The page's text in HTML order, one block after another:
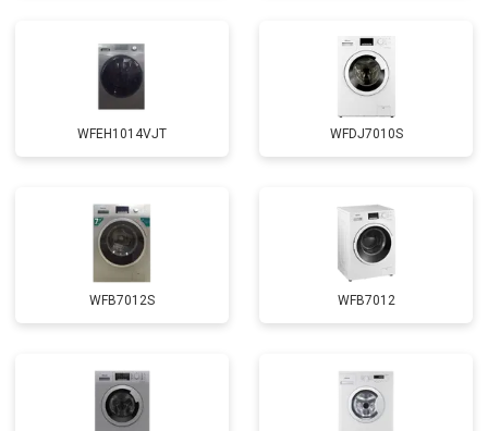
Замена амортизаторов от 2000 ₽ Заказать
Замена подшипников от 2800 ₽ Заказать
Замена мотора от 3800 ₽ Заказать
температуры
от 2200 ₽
Замена ТЭН от 2300 ₽ Заказать
Замена заливного шланга от 2150 ₽ Заказать
Замена прессостата от 3350 ₽
WFEH1014VJT WFDJ7010S
WFB7012S WFB7012